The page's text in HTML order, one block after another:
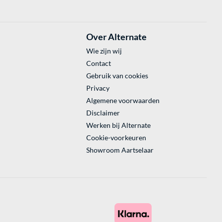
Over Alternate
Wie zijn wij
Contact
Gebruik van cookies
Privacy
Algemene voorwaarden
Disclaimer
Werken bij Alternate
Cookie-voorkeuren
Showroom Aartselaar